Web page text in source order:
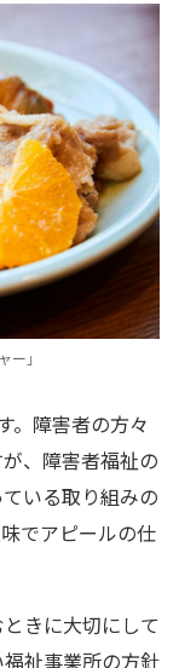
」
。障害者の方々
、障害者福祉の
いる取り組みの
でアピールの仕
きに大切にして
祉事業所の方針